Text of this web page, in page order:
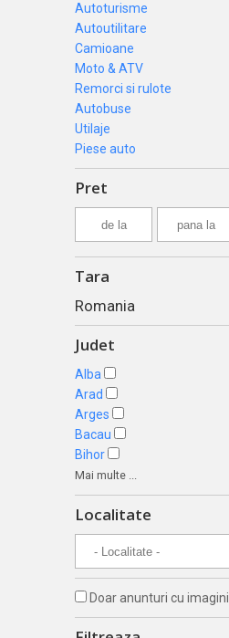
Autoturisme
Autoutilitare
Camioane
Moto & ATV
Remorci si rulote
Autobuse
Utilaje
Piese auto
Pret
Tara
Romania
Judet
Alba
Arad
Arges
Bacau
Bihor
Mai multe ...
Localitate
Doar anunturi cu imagini